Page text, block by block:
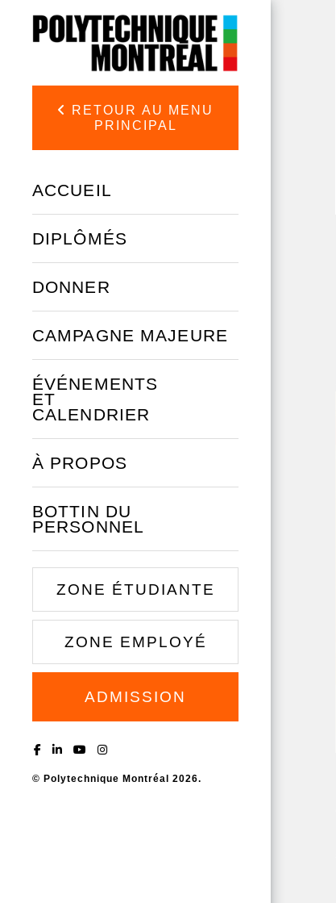
RETOUR AU MENU
PRINCIPAL
ACCUEIL
DIPLÔMÉS
DONNER
CAMPAGNE MAJEURE
ÉVÉNEMENTS
ET
CALENDRIER
À PROPOS
BOTTIN DU
PERSONNEL
ZONE ÉTUDIANTE
ZONE EMPLOYÉ
ADMISSION
© Polytechnique Montréal 2026.